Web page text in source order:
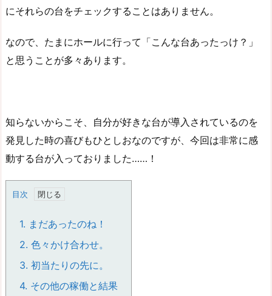
にそれらの台をチェックすることはありません。
なので、たまにホールに行って「こんな台あったっけ？」
と思うことが多々あります。
知らないからこそ、自分が好きな台が導入されているのを
発見した時の喜びもひとしおなのですが、今回は非常に感
動する台が入っておりました……！
目次
1. まだあったのね！
2. 色々かけ合わせ。
3. 初当たりの先に。
4. その他の稼働と結果